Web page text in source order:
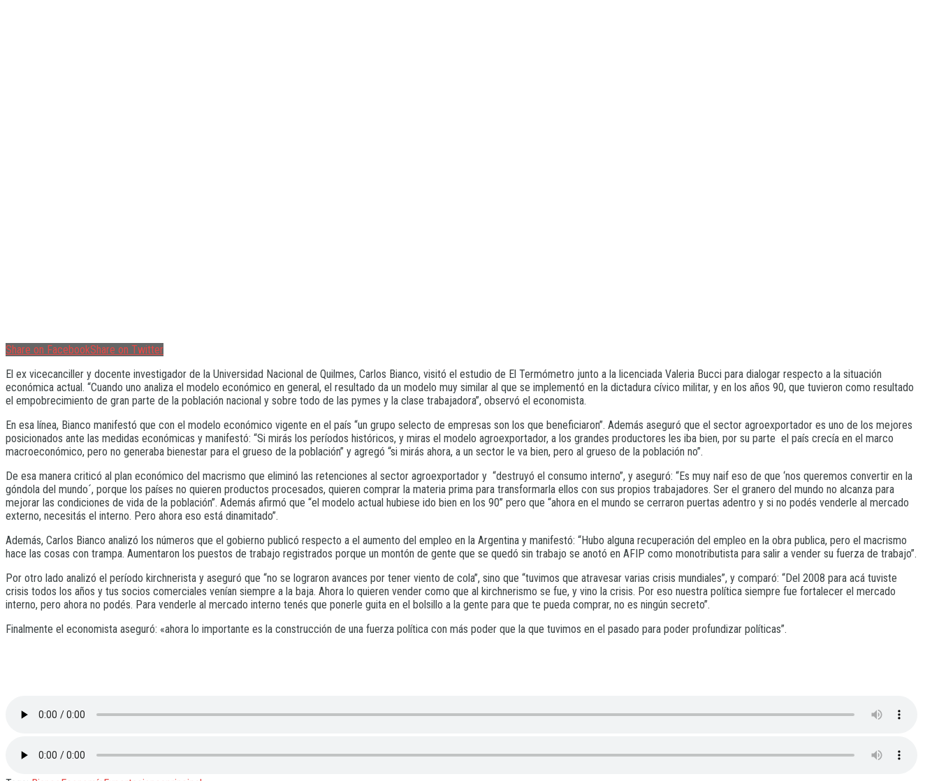
Share on FacebookShare on Twitter
El ex vicecanciller y docente investigador de la Universidad Nacional de Quilmes, Carlos Bianco, visitó el estudio de El Termómetro junto a la licenciada Valeria Bucci para dialogar respecto a la situación
económica actual. “Cuando uno analiza el modelo económico en general, el resultado da un modelo muy similar al que se implementó en la dictadura cívico militar, y en los años 90, que tuvieron como resultado
el empobrecimiento de gran parte de la población nacional y sobre todo de las pymes y la clase trabajadora”, observó el economista.
En esa línea, Bianco manifestó que con el modelo económico vigente en el país “un grupo selecto de empresas son los que beneficiaron”. Además aseguró que el sector agroexportador es uno de los mejores
posicionados ante las medidas económicas y manifestó: “Si mirás los períodos históricos, y miras el modelo agroexportador, a los grandes productores les iba bien, por su parte el país crecía en el marco
macroeconómico, pero no generaba bienestar para el grueso de la población” y agregó “si mirás ahora, a un sector le va bien, pero al grueso de la población no”.
De esa manera criticó al plan económico del macrismo que eliminó las retenciones al sector agroexportador y “destruyó el consumo interno”, y aseguró: “Es muy naif eso de que ‘nos queremos convertir en la
góndola del mundo´, porque los países no quieren productos procesados, quieren comprar la materia prima para transformarla ellos con sus propios trabajadores. Ser el granero del mundo no alcanza para
mejorar las condiciones de vida de la población”. Además afirmó que “el modelo actual hubiese ido bien en los 90” pero que “ahora en el mundo se cerraron puertas adentro y si no podés venderle al mercado
externo, necesitás el interno. Pero ahora eso está dinamitado”.
Además, Carlos Bianco analizó los números que el gobierno publicó respecto a el aumento del empleo en la Argentina y manifestó: “Hubo alguna recuperación del empleo en la obra publica, pero el macrismo
hace las cosas con trampa. Aumentaron los puestos de trabajo registrados porque un montón de gente que se quedó sin trabajo se anotó en AFIP como monotributista para salir a vender su fuerza de trabajo”.
Por otro lado analizó el período kirchnerista y aseguró que “no se lograron avances por tener viento de cola”, sino que “tuvimos que atravesar varias crisis mundiales”, y comparó: “Del 2008 para acá tuviste
crisis todos los años y tus socios comerciales venían siempre a la baja. Ahora lo quieren vender como que al kirchnerismo se fue, y vino la crisis. Por eso nuestra política siempre fue fortalecer el mercado
interno, pero ahora no podés. Para venderle al mercado interno tenés que ponerle guita en el bolsillo a la gente para que te pueda comprar, no es ningún secreto”.
Finalmente el economista aseguró: «ahora lo importante es la construcción de una fuerza política con más poder que la que tuvimos en el pasado para poder profundizar políticas”.